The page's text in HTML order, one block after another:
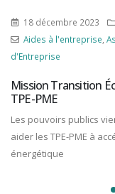
18 décembre 2023
Aides à l'entreprise
d'Entreprise
Mission Transition
TPE-PME
Les pouvoirs publics
aider les TPE-PME à
énergétique